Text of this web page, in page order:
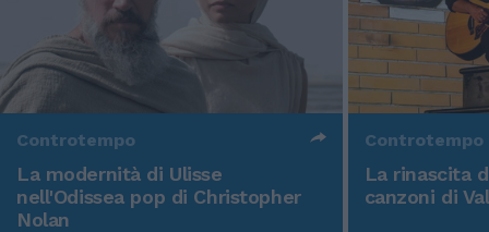
Controtempo
La modernità di Ulisse
nell'Odissea pop di Christopher
Nolan
Controtempo
La rinascita
canzoni di